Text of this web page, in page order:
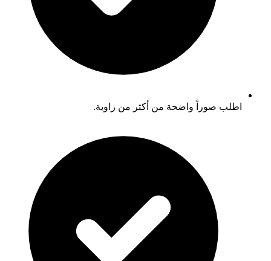
اطلب صوراً واضحة من أكثر من زاوية.